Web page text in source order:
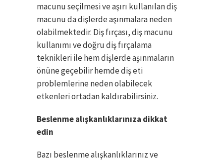
macunu seçilmesi ve aşırı kullanılan diş
macunu da dişlerde aşınmalara neden
olabilmektedir. Diş fırçası, diş macunu
kullanımı ve doğru diş fırçalama
teknikleri ile hem dişlerde aşınmaların
önüne geçebilir hemde diş eti
problemlerine neden olabilecek
etkenleri ortadan kaldırabilirsiniz.
Beslenme alışkanlıklarınıza dikkat
edin
Bazı beslenme alışkanlıklarınız ve